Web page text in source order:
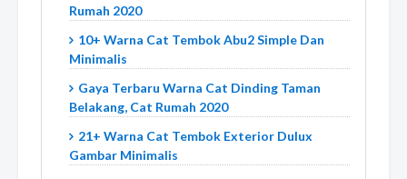
Rumah 2020
10+ Warna Cat Tembok Abu2 Simple Dan
Minimalis
Gaya Terbaru Warna Cat Dinding Taman
Belakang, Cat Rumah 2020
21+ Warna Cat Tembok Exterior Dulux
Gambar Minimalis